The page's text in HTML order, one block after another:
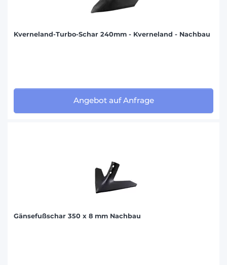
Kverneland-Turbo-Schar 240mm - Kverneland - Nachbau
Angebot auf Anfrage
Gänsefußschar 350 x 8 mm Nachbau